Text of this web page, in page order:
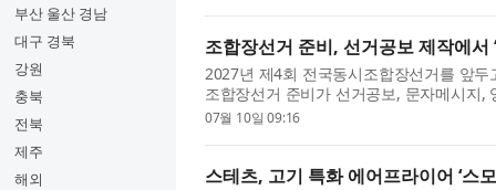
부산 울산 경남
대구 경북
강원
충북
전북
제주
해외
조합장선거 준비, 선거공보 제작에서
2027년 제4회 전국동시조합장선거를 앞
조합장선거 준비가 선거공보, 문자메시지
자의 현재 위치와 조합의 상황, 경쟁후보
07월 10일 09:16
스테츠, 고기 특화 에어프라이어 ‘스